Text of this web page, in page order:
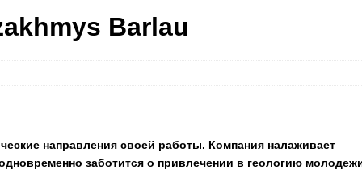
Barlau
направления своей работы. Компания налаживает
заботится о привлечении в геологию